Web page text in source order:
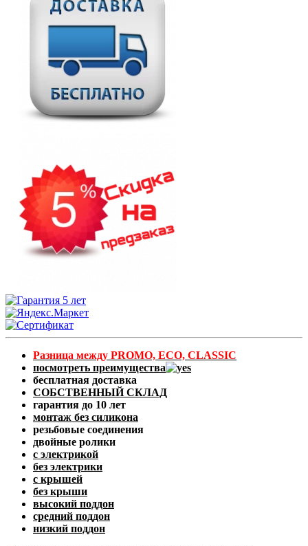
Разница между PROMO, ECO, CLASSIC
посмотреть преимущества
бесплатная доставка
СОБСТВЕННЫЙ СКЛАД
гарантия до 10 лет
монтаж без силикона
резьбовые соединения
двойные ролики
с электрикой
без электрики
с крышей
без крыши
высокий поддон
средний поддон
низкий поддон